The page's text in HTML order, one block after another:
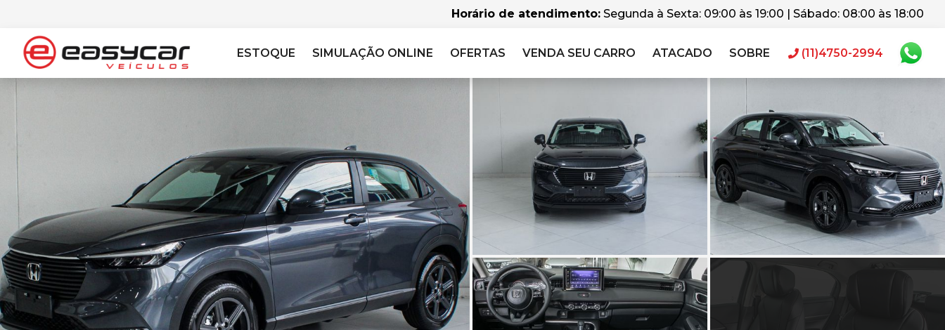
Horário de atendimento: Segunda à Sexta: 09:00 às 19:00 | Sábado: 08:00 às 18:00
ESTOQUE SIMULAÇÃO ONLINE OFERTAS VENDA SEU CARRO ATACADO SOBRE (11)4750-2994